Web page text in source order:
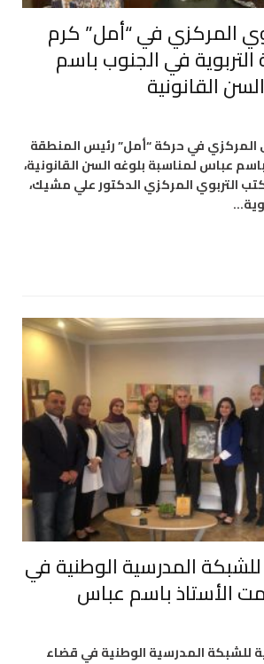
المركزي في “أمل” كرم
في الجنوب باسم
القانونية
المركزي في حركة “أمل” رئيس المنطقة
عباس لمناسبة بلوغه السن القانونية،
التربوي المركزي الدكتور علي مشيك،
للشبكة المدرسية الوطنية في
الأستاذ باسم عباس
للشبكة المدرسية الوطنية في قضاء